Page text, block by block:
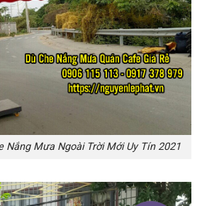
Nắng Mưa Ngoài Trời Mới Uy Tín 2021